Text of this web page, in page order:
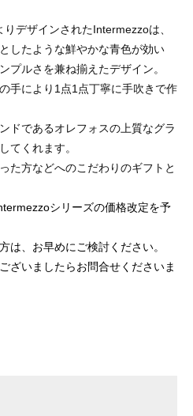
デザインされたIntermezzoは、
したような鮮やかな青色が効い
プルさを兼ね揃えたデザイン。
手により1点1点丁寧に手吹きで作
ドであるオレフォスの上質なグラ
てくれます。
た方などへのこだわりのギフトと
シリーズの価格改定を予
は、お早めにご検討ください。
ざいましたらお問合せくださいま